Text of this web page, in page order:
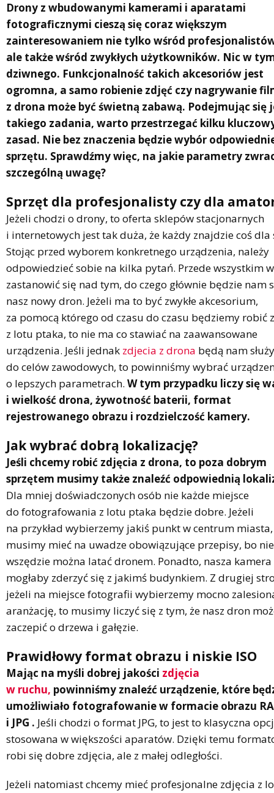
Drony z wbudowanymi kamerami i aparatami
fotograficznymi cieszą się coraz większym
zainteresowaniem nie tylko wśród
ale także wśród zwykłych użytkowników. Nic w
dziwnego. Funkcjonalność takich akcesoriów jest
ogromna, a samo robienie zdjęć czy nagrywanie
z drona może być świetną zabawą. Podejmując się
takiego zadania, warto przestrzegać kilku
zasad. Nie bez znaczenia będzie wybór
sprzętu. Sprawdźmy więc, na jakie parametry
szczególną uwagę?
Sprzęt dla profesjonalisty czy dla
Jeżeli chodzi o drony, to oferta sklepów stacjonarnych
i internetowych jest tak duża, że każdy znajdzie coś dla
Stojąc przed wyborem konkretnego urządzenia, należy
odpowiedzieć sobie na kilka pytań. Przede wszystkim
zastanowić się nad tym, do czego głównie będzie nam
nasz nowy dron. Jeżeli ma to być zwykłe akcesorium,
za pomocą którego od czasu do czasu będziemy robić
z lotu ptaka, to nie ma co stawiać na zaawansowane
urządzenia. Jeśli jednak zdjecia z drona będą nam
do celów zawodowych, to powinniśmy wybrać
o lepszych parametrach. W tym przypadku liczy się
i wielkość drona, żywotność baterii, format
rejestrowanego obrazu i rozdzielczość kamery.
Jak wybrać dobrą lokalizację?
Jeśli chcemy robić zdjęcia z drona, to poza dobrym
sprzętem musimy także znaleźć odpowiednią
Dla mniej doświadczonych osób nie każde miejsce
do fotografowania z lotu ptaka będzie dobre. Jeżeli
na przykład wybierzemy jakiś punkt w centrum
musimy mieć na uwadze obowiązujące przepisy, bo nie
wszędzie można latać dronem. Ponadto, nasza kamera
mogłaby zderzyć się z jakimś budynkiem. Z drugiej
jeżeli na miejsce fotografii wybierzemy mocno
aranżację, to musimy liczyć się z tym, że nasz dron
zaczepić o drzewa i gałęzie.
Prawidłowy format obrazu i niskie ISO
Mając na myśli dobrej jakości zdjęcia
w ruchu, powinniśmy znaleźć urządzenie, które
umożliwiało fotografowanie w formacie obrazu
i JPG . Jeśli chodzi o format JPG, to jest to klasyczna
stosowana w większości aparatów. Dzięki temu
robi się dobre zdjęcia, ale z małej odległości.
Jeżeli natomiast chcemy mieć profesjonalne zdjęcia z